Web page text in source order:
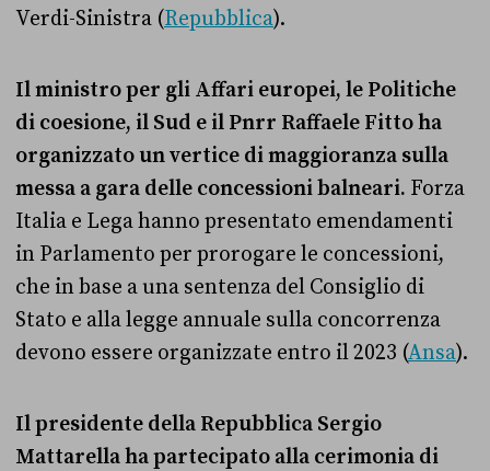
Verdi-Sinistra (Repubblica).
Il ministro per gli Affari europei, le Politiche
di coesione, il Sud e il Pnrr Raffaele Fitto ha
organizzato un vertice di maggioranza sulla
messa a gara delle concessioni balneari. Forza
Italia e Lega hanno presentato emendamenti
in Parlamento per prorogare le concessioni,
che in base a una sentenza del Consiglio di
Stato e alla legge annuale sulla concorrenza
devono essere organizzate entro il 2023 (Ansa).
Il presidente della Repubblica Sergio
Mattarella ha partecipato alla cerimonia di